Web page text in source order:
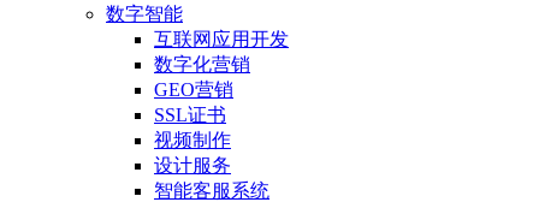
数字智能
互联网应用开发
数字化营销
GEO营销
SSL证书
视频制作
设计服务
智能客服系统